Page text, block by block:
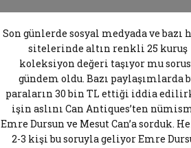
Son günlerde sosyal medyada ve bazı
sitelerinde altın renkli 25 kuruş
koleksiyon değeri taşıyor mu
gündem oldu. Bazı paylaşımlarda
paraların 30 bin TL ettiği iddia
işin aslını Can Antiques’ten
Emre Dursun ve Mesut Can’a sorduk.
2-3 kişi bu soruyla geliyor Emre